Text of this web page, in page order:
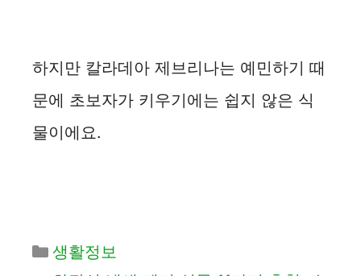
하지만 칼라데아 제브리나는 예민하기 때
문에 초보자가 키우기에는 쉽지 않은 식
물이에요.
카
생활정보